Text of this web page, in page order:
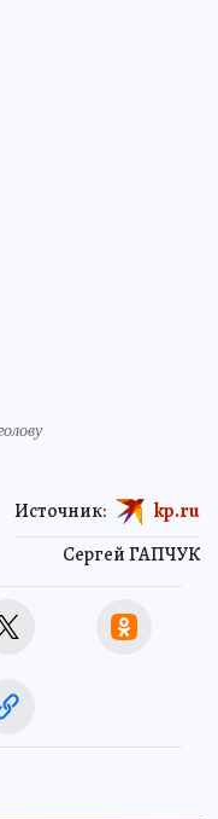
Сергей ГАПЧУК
Источник: kp.ru